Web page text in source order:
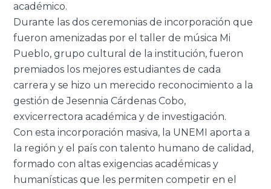
académico.
Durante las dos ceremonias de incorporación que
fueron amenizadas por el taller de música Mi
Pueblo, grupo cultural de la institución, fueron
premiados los mejores estudiantes de cada
carrera y se hizo un merecido reconocimiento a la
gestión de Jesennia Cárdenas Cobo,
exvicerrectora académica y de investigación.
Con esta incorporación masiva, la UNEMI aporta a
la región y el país con talento humano de calidad,
formado con altas exigencias académicas y
humanísticas que les permiten competir en el